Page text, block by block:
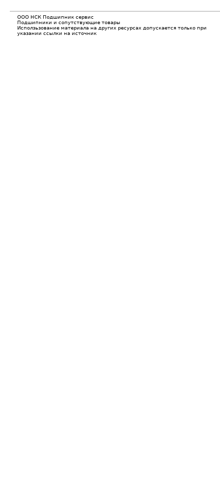
ООО НСК Подшипник сервис
Подшипники и сопутствующие товары
Исползьзование материала на других ресурсах допускается только при
указании ссылки на источник